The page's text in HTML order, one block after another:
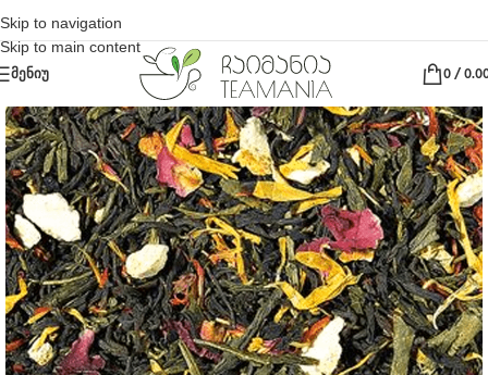
Skip to navigation
Skip to main content
ᲛᲔᲜᲘᲣ 0/